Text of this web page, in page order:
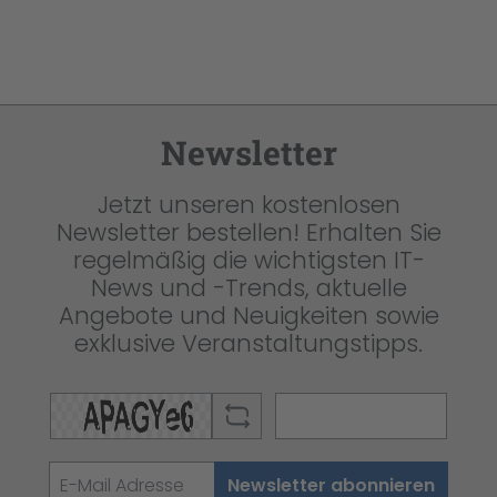
Newsletter
Jetzt unseren kostenlosen
Newsletter bestellen! Erhalten Sie
regelmäßig die wichtigsten IT-
News und -Trends, aktuelle
Angebote und Neuigkeiten sowie
exklusive Veranstaltungstipps.
Newsletter abonnieren